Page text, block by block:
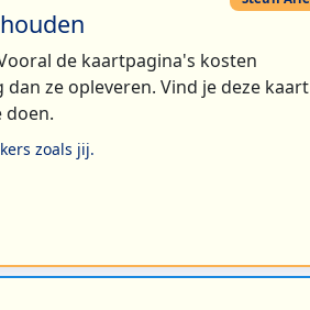
de kaartpagina's kosten
ze opleveren. Vind je deze kaart
doen.
zoals jij.